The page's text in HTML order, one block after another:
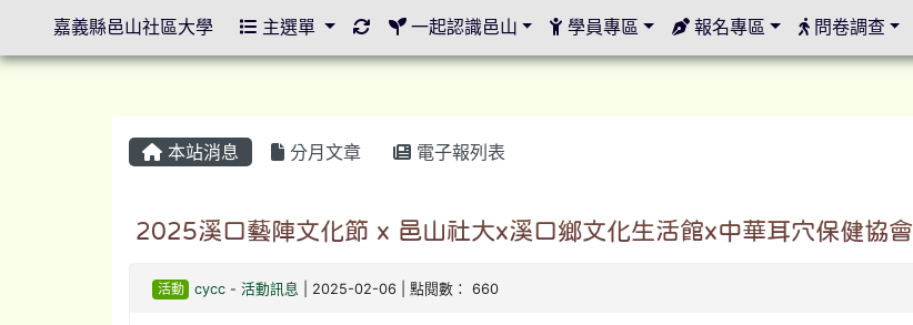
本站消息 分月文章 電子報列表
2025溪口藝陣文化節 x 邑山社大x溪口鄉文化生活館x中華耳穴保健協會
活動 cycc -活動訊息 | 2025-02-06 | 點閱數： 660
嘉義縣邑山社區大學 主選單 重新取得佈景設定
一起認識邑山 學員專區 報名專區 問卷調查